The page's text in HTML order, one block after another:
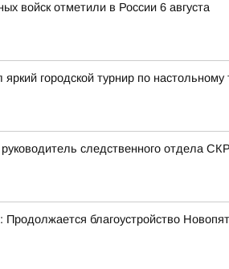
войск отметили в России 6 августа
яркий городской турнир по
руководитель следственного отдела
благоустройство